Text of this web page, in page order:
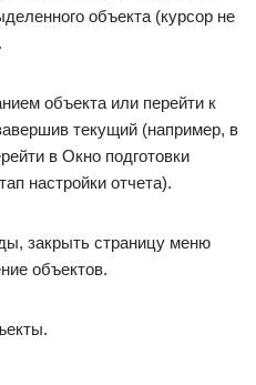
объекта (курсор не
объекта или перейти к
текущий (например, в
в Окно подготовки
настройки отчета).
закрыть страницу меню
объектов.